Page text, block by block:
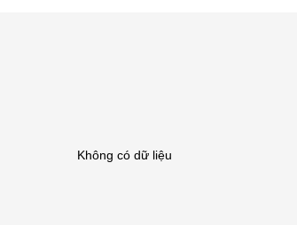
Không có dữ liệu